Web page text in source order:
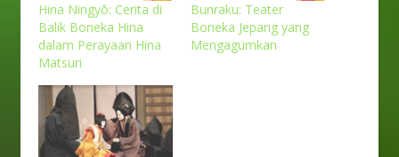
Hina Ningyō: Cerita di
Balik Boneka Hina
dalam Perayaan Hina
Matsuri
Bunraku: Teater
Boneka Jepang yang
Mengagumkan